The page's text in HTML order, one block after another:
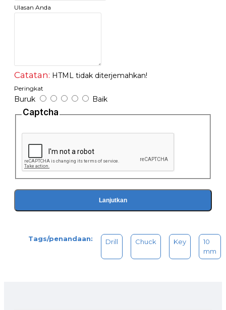
Ulasan Anda
Catatan: HTML tidak diterjemahkan!
Peringkat
Buruk Baik
Captcha
Lanjutkan
Tags/penandaan: Drill Chuck Key
10
mm